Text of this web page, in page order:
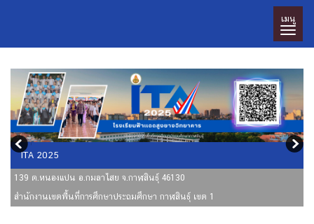
เมนู
ITA 2025
139 ต.หนองแปน อ.กมลาไสย จ.กาฬสินธุ์ 46130
สำนักงานเขตพื้นที่การศึกษาประถมศึกษา กาฬสินธุ์ เขต 1